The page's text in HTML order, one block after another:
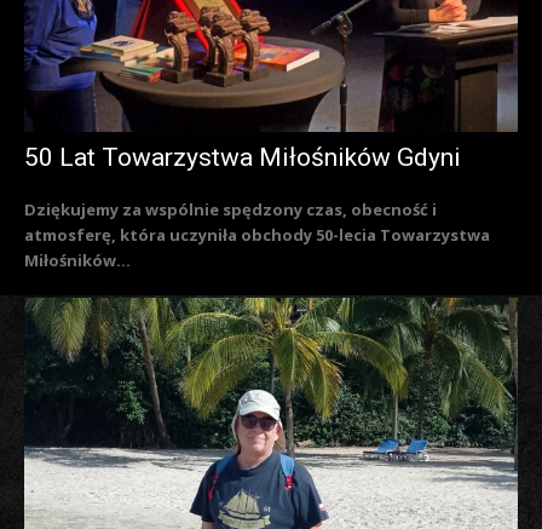
50 Lat Towarzystwa Miłośników Gdyni
Dziękujemy za wspólnie spędzony czas, obecność i
atmosferę, która uczyniła obchody 50-lecia Towarzystwa
Miłośników...